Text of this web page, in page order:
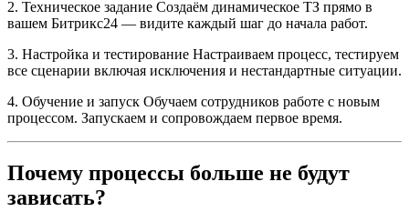
2. Техническое задание Создаём динамическое ТЗ прямо в
вашем Битрикс24 — видите каждый шаг до начала работ.
3. Настройка и тестирование Настраиваем процесс, тестируем
все сценарии включая исключения и нестандартные ситуации.
4. Обучение и запуск Обучаем сотрудников работе с новым
процессом. Запускаем и сопровождаем первое время.
Почему процессы больше не будут
зависать?